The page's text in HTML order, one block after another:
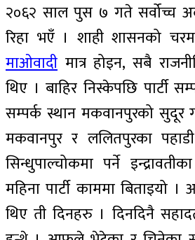
२०६२ साल पुस ७ गते सर्वोच्च
रिहा भएँ । शाही शासनको
माओवादी मात्र होइन, सबै
थिए । बाहिर निस्केपछि पार्टी
सम्पर्क स्थान मकवानपुरको सुदूर
मकवानपुर र ललितपुरका
सिन्धुपाल्चोकमा पर्ने
महिना पार्टी काममा बिताइयो
थिए ती दिनहरु । दिनदिनै